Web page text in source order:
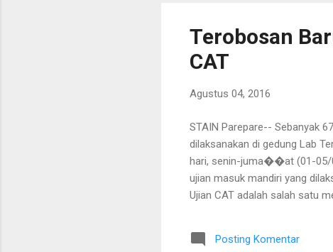
Terobosan
CAT
Agustus 04, 2016
STAIN Parepare-- Sebanyak
dilaksanakan di gedung Lab
hari, senin-juma��at (01-05/
ujian masuk mandiri yang
Ujian CAT adalah salah satu
komputer, peserta langsung
Posting Komentar